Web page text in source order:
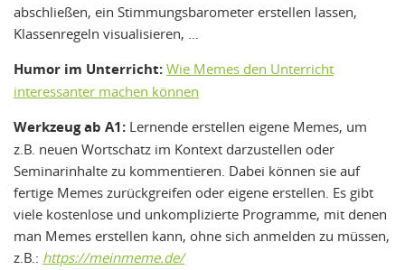
abschließen, ein Stimmungsbarometer erstellen lassen,
Klassenregeln visualisieren, …
Humor im Unterricht: Wie Memes den Unterricht
interessanter machen können
Werkzeug ab A1: Lernende erstellen eigene Memes, um
z.B. neuen Wortschatz im Kontext darzustellen oder
Seminarinhalte zu kommentieren. Dabei können sie auf
fertige Memes zurückgreifen oder eigene erstellen. Es gibt
viele kostenlose und unkomplizierte Programme, mit denen
man Memes erstellen kann, ohne sich anmelden zu müssen,
z.B.: https://meinmeme.de/